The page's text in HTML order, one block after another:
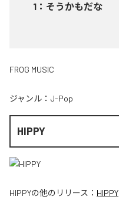
1 ： そうかもだな
FROG MUSIC
ジャンル： J-Pop
HIPPY
HIPPYの他のリリース： HIPPY